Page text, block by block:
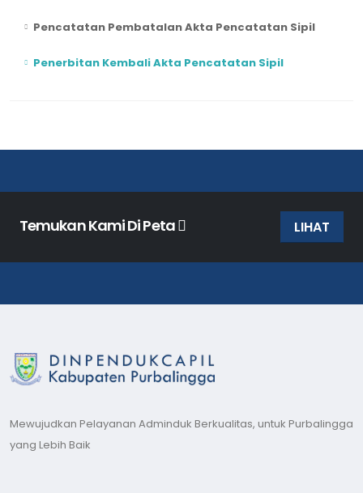
Pencatatan Pembatalan Akta Pencatatan Sipil
Penerbitan Kembali Akta Pencatatan Sipil
Temukan Kami Di Peta LIHAT
Mewujudkan Pelayanan Adminduk Berkualitas, untuk Purbalingga
yang Lebih Baik